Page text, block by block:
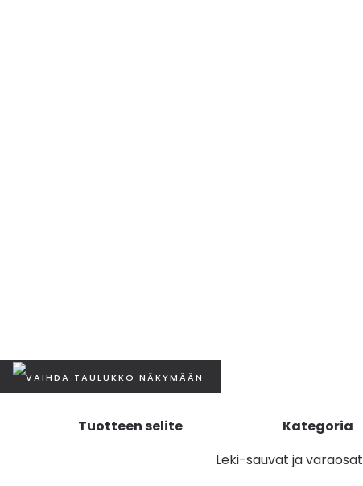
Tuotteen selite Kategoria
Leki-sauvat ja varaosat